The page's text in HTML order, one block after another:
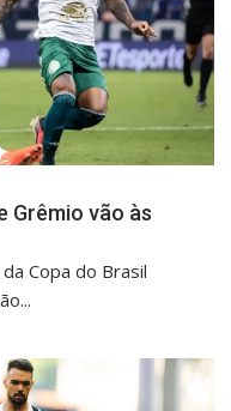
Grêmio vão às
Copa do Brasil